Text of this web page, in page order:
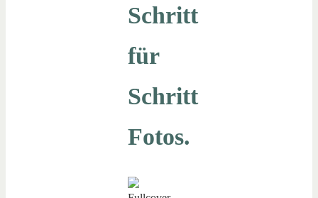
Schritt
für
Schritt
Fotos.